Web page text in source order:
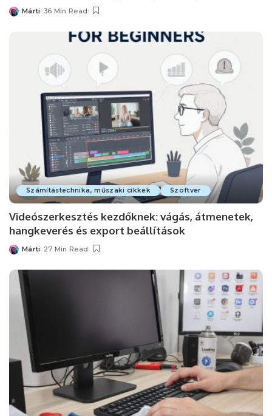
Posted
Márti 36 Min Read
Számítástechnika, műszaki cikkek Szoftver
Videószerkesztés kezdőknek: vágás, átmenetek,
hangkeverés és export beállítások
Posted
Márti 27 Min Read